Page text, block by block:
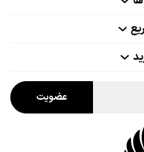
عضویت